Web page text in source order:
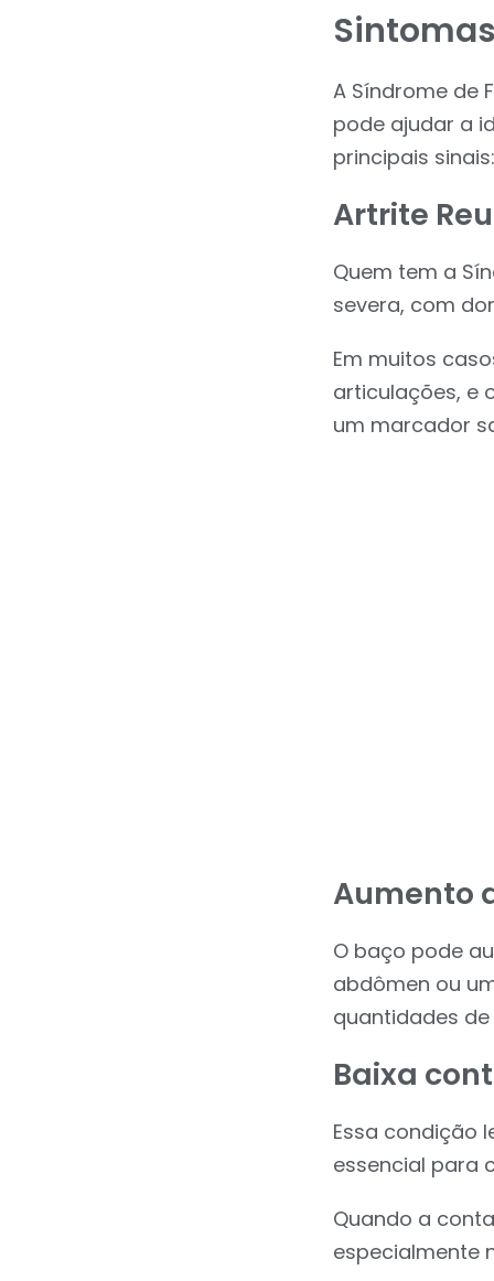
A Síndrome de
pode ajudar a
principais sinais:
Artrite
Quem tem a
severa, com
Em muitos
articulações, e
um marcador
Aumento
O baço pode
abdômen ou
quantidades
Baixa
Essa condição
essencial para
Quando a
especialmente